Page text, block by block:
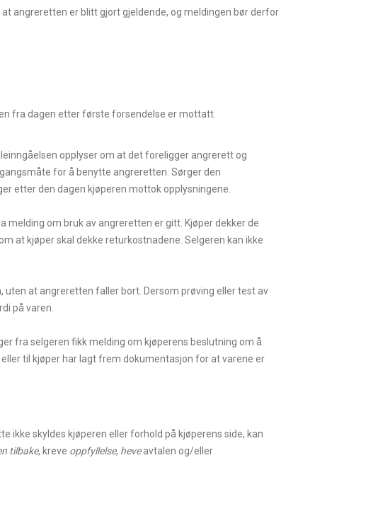
angreretten er blitt gjort gjeldende, og meldingen bør derfor
fra dagen etter første forsendelse er mottatt.
opplyser om at det foreligger angrerett og
for å benytte angreretten. Sørger den
etter den dagen kjøperen mottok opplysningene.
melding om bruk av angreretten er gitt. Kjøper dekker de
at kjøper skal dekke returkostnadene. Selgeren kan ikke
at angreretten faller bort. Dersom prøving eller test av
på varen.
fra selgeren fikk melding om kjøperens beslutning om å
til kjøper har lagt frem dokumentasjon for at varene er
ikke skyldes kjøperen eller forhold på kjøperens side, kan
tilbake, kreve oppfyllelse, heveavtalen og/eller